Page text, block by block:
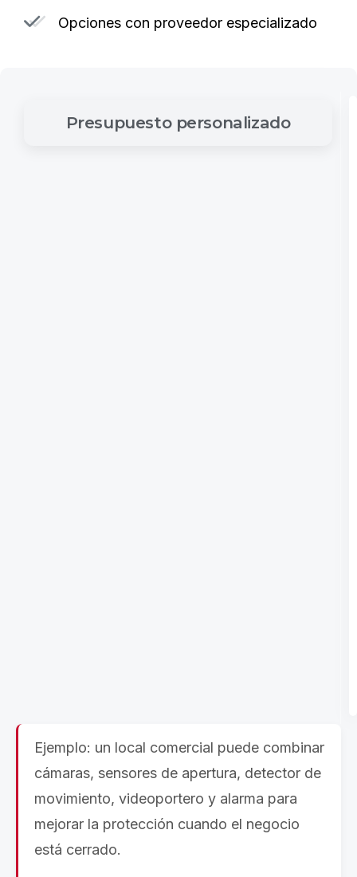
Opciones con proveedor especializado
Presupuesto personalizado
Ejemplo: un local comercial puede combinar
cámaras, sensores de apertura, detector de
movimiento, videoportero y alarma para
mejorar la protección cuando el negocio
está cerrado.